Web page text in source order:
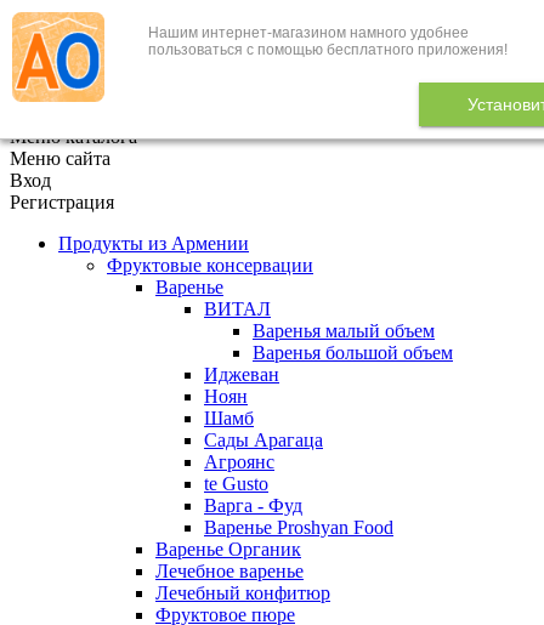
Нашим интернет-магазином намного удобнее
пользоваться с помощью бесплатного приложения!
+7 (495) 646-888-1
В корзине 0
Меню каталога
Меню сайта
Вход
Регистрация
Продукты из Армении
Фруктовые консервации
Варенье
ВИТАЛ
Варенья малый объем
Варенья большой объем
Иджеван
Ноян
Шамб
Сады Арагаца
Агроянс
te Gusto
Варга - Фуд
Варенье Proshyan Food
Варенье Органик
Лечебное варенье
Лечебный конфитюр
Фруктовое пюре